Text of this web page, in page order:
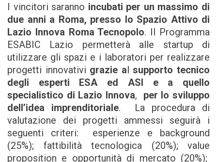
I vincitori saranno incubati per un massimo di
due anni a Roma, presso lo Spazio Attivo di
Lazio Innova Roma Tecnopolo. Il Programma
ESABIC Lazio permetterà alle startup di
utilizzare gli spazi e i laboratori per realizzare
progetti innovativi grazie alsupporto tecnico
degli esperti ESA ed ASI e a quello
specialistico di Lazio Innova, per lo sviluppo
dell’idea imprenditoriale. La procedura di
valutazione dei progetti ammessi seguirà i
seguenti criteri: esperienze e background
(25%); fattibilità tecnologica (20%); value
proposition e opportunità di mercato (20%);